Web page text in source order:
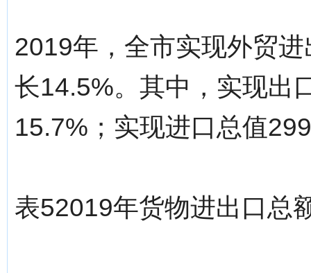
2019年，全市实现外贸
长14.5%。其中，实现出
15.7%；实现进口总值
表52019年货物进出口总